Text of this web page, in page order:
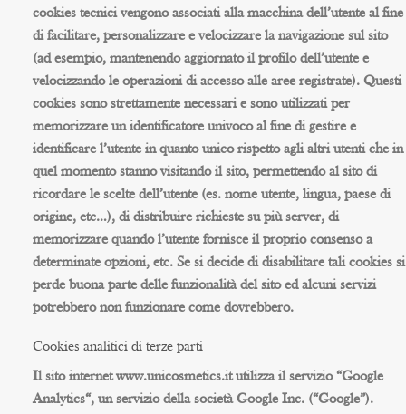
cookies tecnici vengono associati alla macchina dell’utente al fine
di facilitare, personalizzare e velocizzare la navigazione sul sito
(ad esempio, mantenendo aggiornato il profilo dell’utente e
velocizzando le operazioni di accesso alle aree registrate). Questi
cookies sono strettamente necessari e sono utilizzati per
memorizzare un identificatore univoco al fine di gestire e
identificare l’utente in quanto unico rispetto agli altri utenti che in
quel momento stanno visitando il sito, permettendo al sito di
ricordare le scelte dell’utente (es. nome utente, lingua, paese di
origine, etc…), di distribuire richieste su più server, di
memorizzare quando l’utente fornisce il proprio consenso a
determinate opzioni, etc. Se si decide di disabilitare tali cookies si
perde buona parte delle funzionalità del sito ed alcuni servizi
potrebbero non funzionare come dovrebbero.
Cookies analitici di terze parti
Il sito internet www.unicosmetics.it utilizza il servizio “Google
Analytics“, un servizio della società Google Inc. (“Google”).